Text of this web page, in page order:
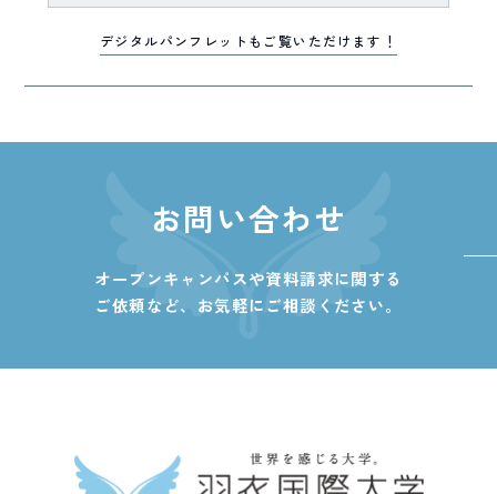
デジタルパンフレットもご覧いただけます！
お問い合わせ
オープンキャンパスや資料請求に関する
ご依頼など、 お気軽にご相談ください。